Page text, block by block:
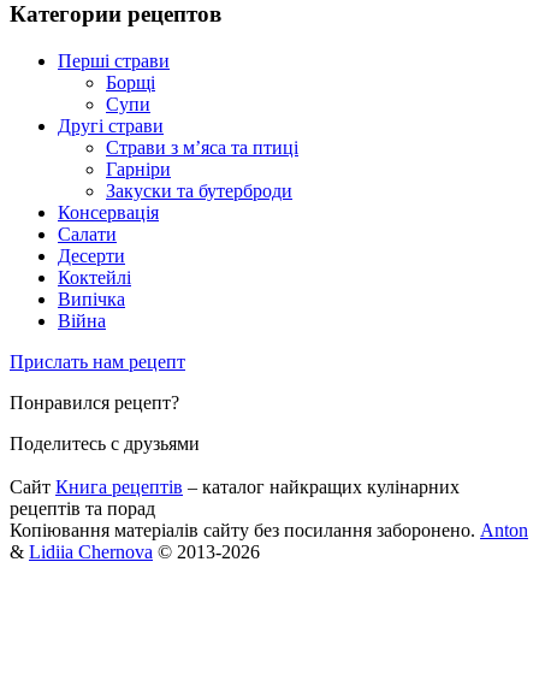
Категории рецептов
Перші страви
Борщі
Супи
Другі страви
Страви з м’яса та птиці
Гарніри
Закуски та бутерброди
Консервація
Салати
Десерти
Коктейлі
Випічка
Війна
Прислать нам рецепт
Понравился рецепт?
Поделитесь с друзьями
Сайт Книга рецептів – каталог найкращих кулінарних
рецептів та порад
Копіювання матеріалів сайту без посилання заборонено. Anton
& Lidiia Chernova © 2013-2026